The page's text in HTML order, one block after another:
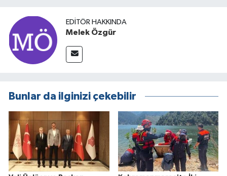
EDITÖR HAKKINDA
Melek Özgür
Bunlar da ilginizi çekebilir